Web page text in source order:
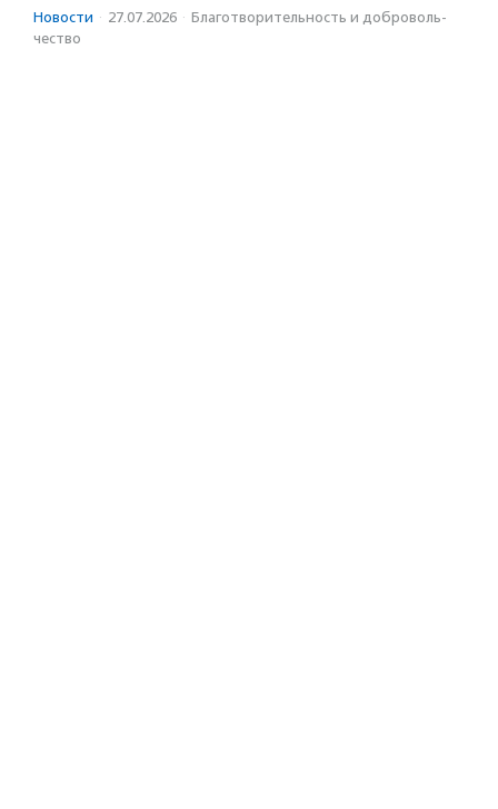
Новости · 27.07.2026 · Благотвори­тель­ность и доброволь­
чест­во